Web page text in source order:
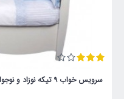
سرویس خواب 9 تیکه نوزاد و نوجوان بند رخت آبی برند مامی شاپ-momishop